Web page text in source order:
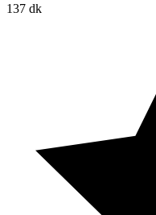
137 dk